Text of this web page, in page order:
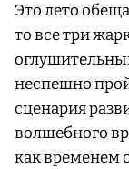
Это лето
то все три
неспешно
сценария
волшебного
как временем